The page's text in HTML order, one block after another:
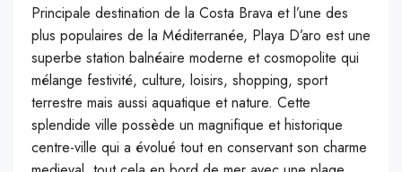
Principale destination de la Costa Brava et l’une des
plus populaires de la Méditerranée, Playa D’aro est une
superbe station balnéaire moderne et cosmopolite qui
mélange festivité, culture, loisirs, shopping, sport
terrestre mais aussi aquatique et nature. Cette
splendide ville possède un magnifique et historique
centre-ville qui a évolué tout en conservant son charme